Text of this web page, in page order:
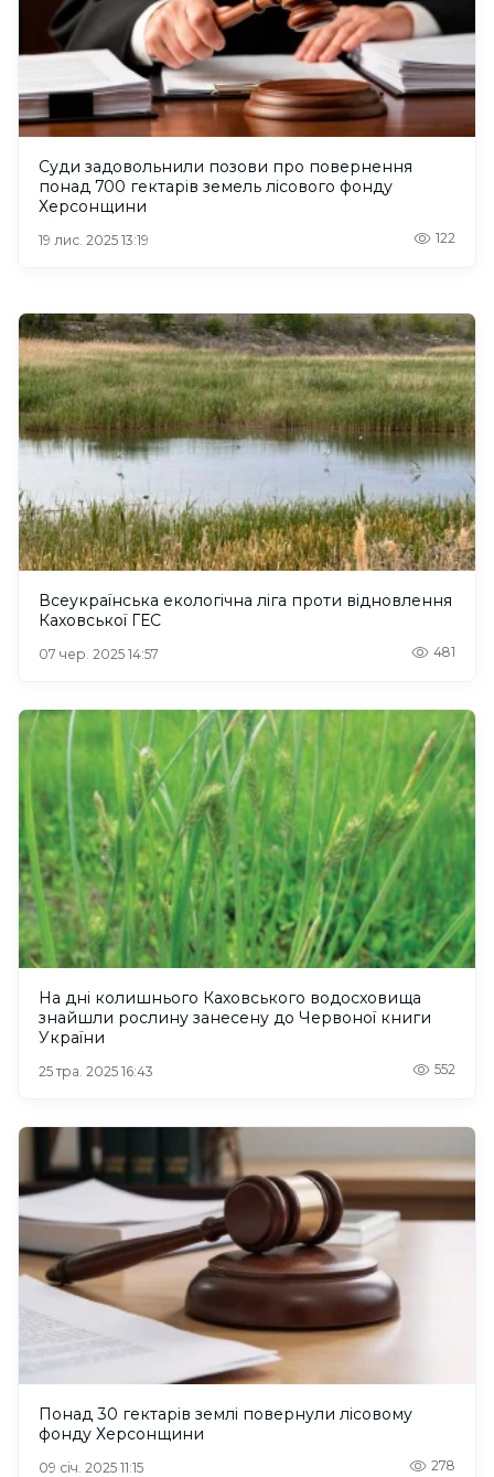
Суди задовольнили позови про повернення
понад 700 гектарів земель лісового фонду
Херсонщини
19 лис. 2025 13:19 122
Всеукраїнська екологічна ліга проти відновлення
Каховської ГЕС
07 чер. 2025 14:57 481
На дні колишнього Каховського водосховища
знайшли рослину занесену до Червоної книги
України
25 тра. 2025 16:43 552
Понад 30 гектарів землі повернули лісовому
фонду Херсонщини
09 січ. 2025 11:15 278